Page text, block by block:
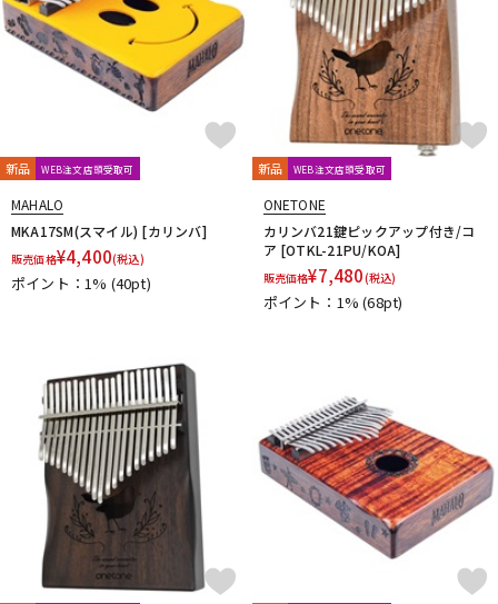
新品 WEB注文店頭受取可
MAHALO
MKA17SM(スマイル) [カリンバ]
販売価格¥4,400(税込)
ポイント：1% (40pt)
新品 WEB注文店頭受取可
ONETONE
カリンバ21鍵ピックアップ付き/コ
ア [OTKL-21PU/KOA]
販売価格¥7,480(税込)
ポイント：1%(68pt)